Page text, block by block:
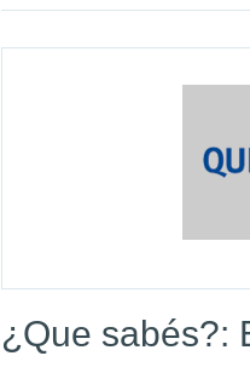
¿Que sabés?: